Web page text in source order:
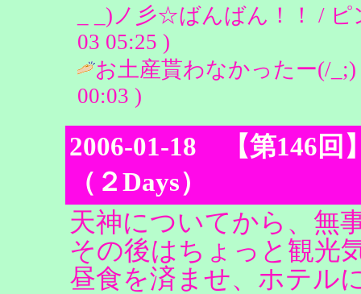
_ _)ノ彡☆ばんばん！！ / ピ
03 05:25 )
お土産貰わなかったー(/
00:03 )
2006-01-18 【第146回
（２Days）
天神についてから、無
その後はちょっと観光
昼食を済ませ、ホテル